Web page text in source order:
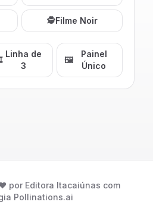
🕵️Filme Noir
Linha de
3
🖼️
Painel
Único
por Editora Itacaiúnas com
Pollinations.ai